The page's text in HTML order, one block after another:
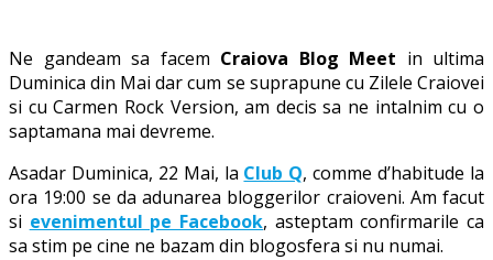
Ne gandeam sa facem Craiova Blog Meet in ultima
Duminica din Mai dar cum se suprapune cu Zilele Craiovei
si cu Carmen Rock Version, am decis sa ne intalnim cu o
saptamana mai devreme.
Asadar Duminica, 22 Mai, la Club Q, comme d’habitude la
ora 19:00 se da adunarea bloggerilor craioveni. Am facut
si evenimentul pe Facebook, asteptam confirmarile ca
sa stim pe cine ne bazam din blogosfera si nu numai.